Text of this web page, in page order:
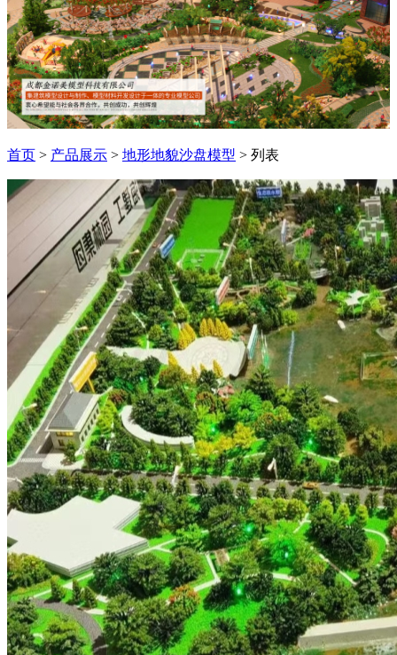
首页 > 产品展示 > 地形地貌沙盘模型 > 列表